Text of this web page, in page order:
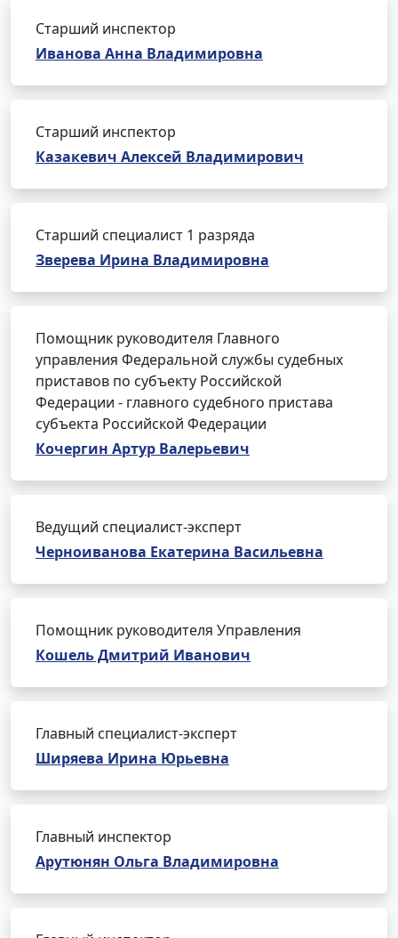
Старший инспектор
Иванова Анна Владимировна
Старший инспектор
Казакевич Алексей Владимирович
Старший специалист 1 разряда
Зверева Ирина Владимировна
Помощник руководителя Главного
управления Федеральной службы судебных
приставов по субъекту Российской
Федерации - главного судебного пристава
субъекта Российской Федерации
Кочергин Артур Валерьевич
Ведущий специалист-эксперт
Черноиванова Екатерина Васильевна
Помощник руководителя Управления
Кошель Дмитрий Иванович
Главный специалист-эксперт
Ширяева Ирина Юрьевна
Главный инспектор
Арутюнян Ольга Владимировна